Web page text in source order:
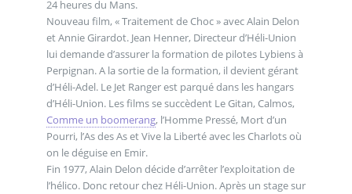
24 heures du Mans.
Nouveau film, « Traitement de Choc » avec Alain Delon
et Annie Girardot. Jean Henner, Directeur d’Héli-Union
lui demande d’assurer la formation de pilotes Lybiens à
Perpignan. A la sortie de la formation, il devient gérant
d’Héli-Adel. Le Jet Ranger est parqué dans les hangars
d’Héli-Union. Les films se succèdent Le Gitan, Calmos,
Comme un boomerang, l’Homme Pressé, Mort d’un
Pourri, l’As des As et Vive la Liberté avec les Charlots où
on le déguise en Emir.
Fin 1977, Alain Delon décide d’arrêter l’exploitation de
l’hélico. Donc retour chez Héli-Union. Après un stage sur